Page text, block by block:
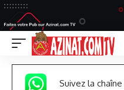
Suivez la chaîne